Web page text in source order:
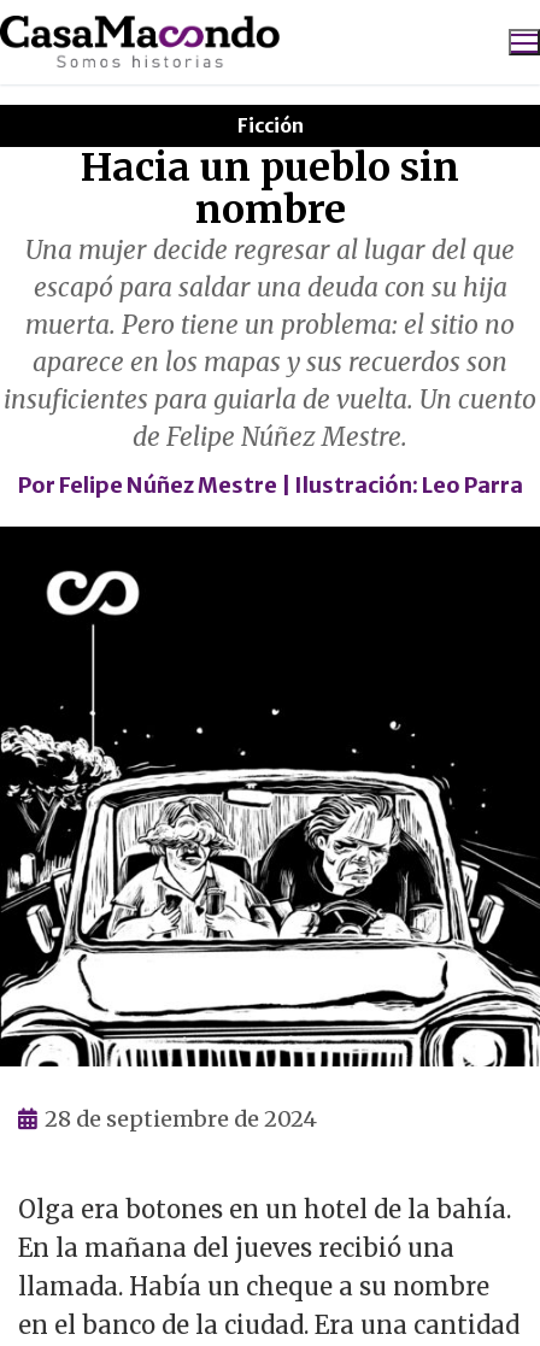
Ir
al
contenido
Buscar:
Ficción
Hacia un pueblo sin
nombre
Una mujer decide regresar al lugar del que
escapó para saldar una deuda con su hija
muerta. Pero tiene un problema: el sitio no
aparece en los mapas y sus recuerdos son
insuficientes para guiarla de vuelta. Un cuento
de Felipe Núñez Mestre.
Por Felipe Núñez Mestre | Ilustración: Leo Parra
28 de septiembre de 2024
Olga era botones en un hotel de la bahía.
En la mañana del jueves recibió una
llamada. Había un cheque a su nombre
en el banco de la ciudad. Era una cantidad